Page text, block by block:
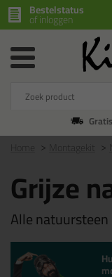
Bestelstatus
of inloggen
Gratis
Grijze
Alle